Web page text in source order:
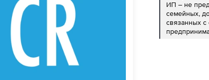
ИП – не
семейных,
связанных